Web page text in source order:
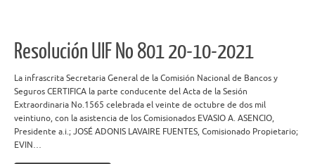
Resolución UIF No 801 20-10-2021
La infrascrita Secretaria General de la Comisión Nacional de Bancos y
Seguros CERTIFICA la parte conducente del Acta de la Sesión
Extraordinaria No.1565 celebrada el veinte de octubre de dos mil
veintiuno, con la asistencia de los Comisionados EVASIO A. ASENCIO,
Presidente a.i.; JOSÉ ADONIS LAVAIRE FUENTES, Comisionado Propietario;
EVIN…